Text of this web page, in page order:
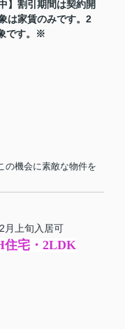
】割引期間は契約開
は家賃のみです。2
です。※
の機会に素敵な物件を
上旬入居可
宅・2LDK